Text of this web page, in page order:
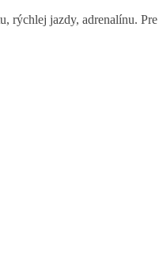
rýchlej jazdy, adrenalínu.